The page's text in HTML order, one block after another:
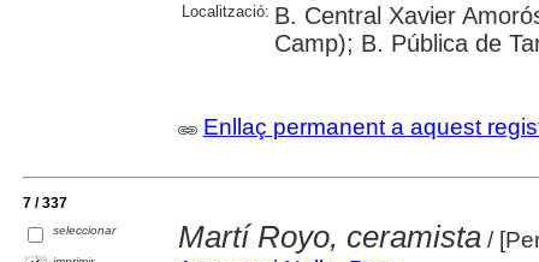
Localització: B. Central Xavier
Camp); B. Pública de
Enllaç permanent a aquest
7 / 337
seleccionar Martí Royo, ceramista/